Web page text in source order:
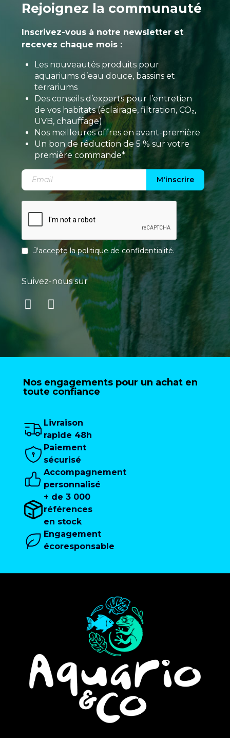
Rejoignez la communauté
Inscrivez-vous à notre newsletter et
recevez chaque mois :
Les nouveautés produits pour
aquariums d’eau douce, bassins et
terrariums
Des conseils d’experts pour l’entretien
de vos habitats (éclairage, filtration, CO₂,
UVB, chauffage)
Nos meilleures offres en avant-première
Un bon de réduction de 5 % sur votre
première commande*
M'inscrire
J'accepte lapolitique de confidentialité.
Suivez-nous sur
Nos engagements pour un achat en
toute confiance
Livraison
rapide 48h
Paiement
sécurisé
Accompagnement
personnalisé
+ de 3 000
références
en stock
Engagement
écoresponsable